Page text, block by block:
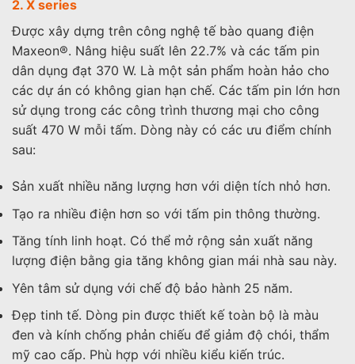
2. X series
Được xây dựng trên công nghệ tế bào quang điện
Maxeon®. Nâng hiệu suất lên 22.7% và các tấm pin
dân dụng đạt 370 W. Là một sản phẩm hoàn hảo cho
các dự án có không gian hạn chế. Các tấm pin lớn hơn
sử dụng trong các công trình thương mại cho công
suất 470 W mỗi tấm. Dòng này có các ưu điểm chính
sau:
Sản xuất nhiều năng lượng hơn với diện tích nhỏ hơn.
Tạo ra nhiều điện hơn so với tấm pin thông thường.
Tăng tính linh hoạt. Có thể mở rộng sản xuất năng
lượng điện bằng gia tăng không gian mái nhà sau này.
Yên tâm sử dụng với chế độ bảo hành 25 năm.
Đẹp tinh tế. Dòng pin được thiết kế toàn bộ là màu
đen và kính chống phản chiếu để giảm độ chói, thẩm
mỹ cao cấp. Phù hợp với nhiều kiểu kiến trúc.